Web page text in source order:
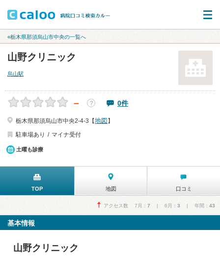
«栃木県那須烏山市中央の一覧へ
山野クリニック
烏山駅
－ ？ 0件
栃木県那須烏山市中央2-4-3【地図 】
駐車場あり
マイナ受付
土曜も診療
TOP 地図 口コミ
アクセス数 7月： 7 | 6月： 3 | 年間： 43
基本情報
山野クリニック